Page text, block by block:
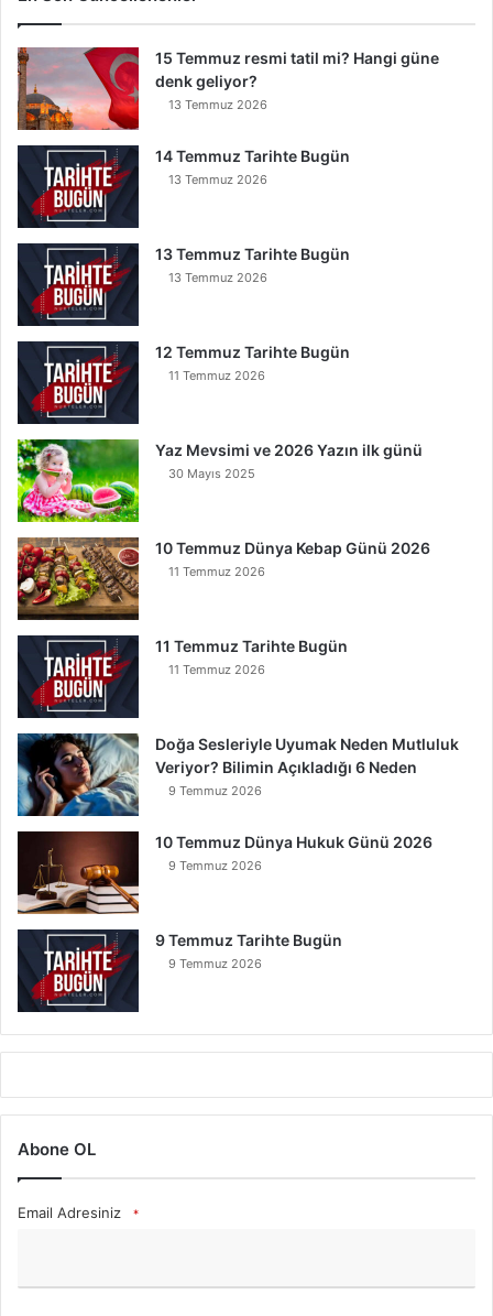
Y
e
r
e
İ
n
s
B
u
n
k
a
n
K
u
r
t
u
l
u
r
15 Temmuz resmi tatil mi? Hangi güne
denk geliyor?
13 Temmuz 2026
14 Temmuz Tarihte Bugün
13 Temmuz 2026
13 Temmuz Tarihte Bugün
13 Temmuz 2026
12 Temmuz Tarihte Bugün
11 Temmuz 2026
Yaz Mevsimi ve 2026 Yazın ilk günü
30 Mayıs 2025
10 Temmuz Dünya Kebap Günü 2026
11 Temmuz 2026
11 Temmuz Tarihte Bugün
11 Temmuz 2026
Doğa Sesleriyle Uyumak Neden Mutluluk
Veriyor? Bilimin Açıkladığı 6 Neden
9 Temmuz 2026
10 Temmuz Dünya Hukuk Günü 2026
9 Temmuz 2026
9 Temmuz Tarihte Bugün
9 Temmuz 2026
Abone OL
Email Adresiniz *